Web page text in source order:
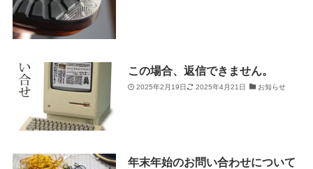
この場合、返信できません。
2025年2月19日 2025年4月21日 お知らせ
年末年始のお問い合わせについて